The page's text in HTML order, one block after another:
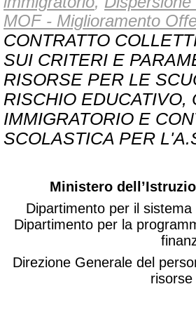
MOF - Miglioramento
CONTRATTO
SUI CRITERI E
RISORSE PER LE
RISCHIO EDUCATIVO,
IMMIGRATORIO E
SCOLASTICA PER
Ministero
Dipartimento per il
Dipartimento per la
Direzione Generale del